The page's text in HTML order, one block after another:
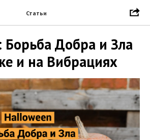
Статьи
Борьба Добра и Зла
и на Вибрациях